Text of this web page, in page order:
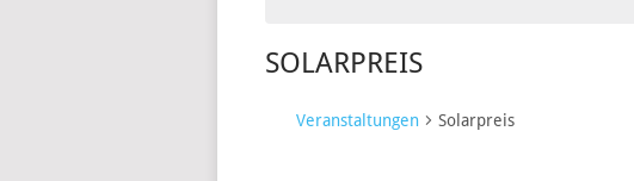
SOLARPREIS
Veranstaltungen Solarpreis